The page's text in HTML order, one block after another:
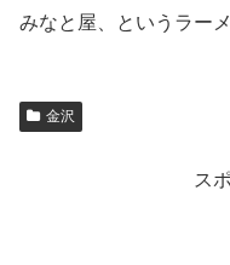
みなと屋、というラー
金沢
ス